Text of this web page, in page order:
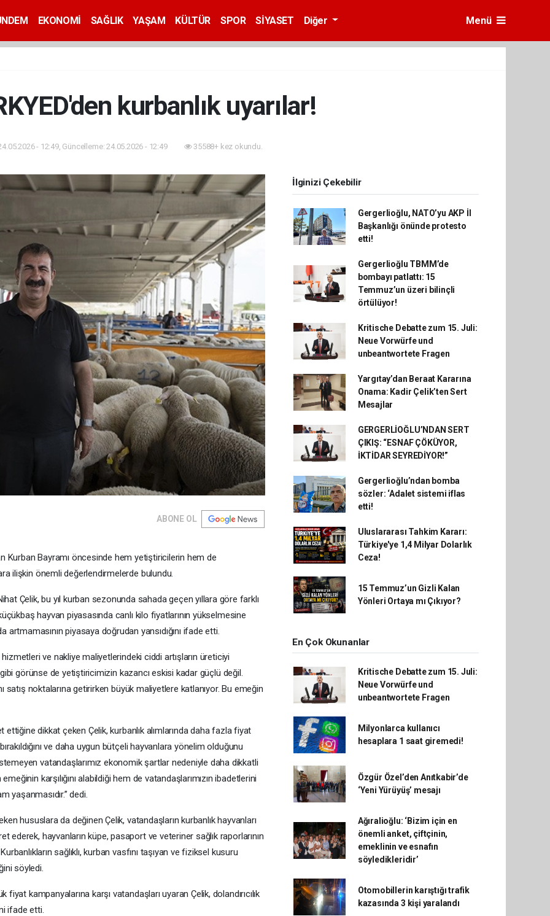
EKONOMİ SAĞLIK YAŞAM KÜLTÜR SPOR SİYASET Diğer Menü
kurbanlık uyarılar!
- 12:49, Güncelleme: 24.05.2026 - 12:49 35588+ kez okundu.
ABONE OL
Kurban Bayramı öncesinde hem yetiştiricilerin hem de
ilişkin önemli değerlendirmelerde bulundu.
Çelik, bu yıl kurban sezonunda sahada geçen yıllara göre farklı
hayvan piyasasında canlı kilo fiyatlarının yükselmesine
artmamasının piyasaya doğrudan yansıdığını ifade etti.
ve nakliye maliyetlerindeki ciddi artışların üreticiyi
gibi görünse de yetiştiricimizin kazancı eskisi kadar güçlü değil.
satış noktalarına getirirken büyük maliyetlere katlanıyor. Bu emeğin
ettiğine dikkat çeken Çelik, kurbanlık alımlarında daha fazla fiyat
bırakıldığını ve daha uygun bütçeli hayvanlara yönelim olduğunu
vatandaşlarımız ekonomik şartlar nedeniyle daha dikkatli
karşılığını alabildiği hem de vatandaşlarımızın ibadetlerini
yaşanmasıdır.” dedi.
hususlara da değinen Çelik, vatandaşların kurbanlık hayvanları
ederek, hayvanların küpe, pasaport ve veteriner sağlık raporlarının
sağlıklı, kurban vasfını taşıyan ve fiziksel kusuru
söyledi.
kampanyalarına karşı vatandaşları uyaran Çelik, dolandırıcılık
ifade etti.
İlginizi Çekebilir
Gergerlioğlu, NATO’yu AKP İl
Başkanlığı önünde protesto
etti!
Gergerlioğlu TBMM’de
bombayı patlattı: 15
Temmuz’un üzeri bilinçli
örtülüyor!
Kritische Debatte zum 15. Juli:
Neue Vorwürfe und
unbeantwortete Fragen
Yargıtay’dan Beraat Kararına
Onama: Kadir Çelik’ten Sert
Mesajlar
GERGERLİOĞLU’NDAN SERT
ÇIKIŞ: “ESNAF ÇÖKÜYOR,
İKTİDAR SEYREDİYOR!”
Gergerlioğlu’ndan bomba
sözler: ‘Adalet sistemi iflas
etti!
Uluslararası Tahkim Kararı:
Türkiye'ye 1,4 Milyar Dolarlık
Ceza!
15 Temmuz’un Gizli Kalan
Yönleri Ortaya mı Çıkıyor?
En Çok Okunanlar
Kritische Debatte zum 15. Juli:
Neue Vorwürfe und
unbeantwortete Fragen
Milyonlarca kullanıcı
hesaplara 1 saat giremedi!
Özgür Özel’den Anıtkabir’de
‘Yeni Yürüyüş’ mesajı
Ağıralioğlu: ‘Bizim için en
önemli anket, çiftçinin,
emeklinin ve esnafın
söyledikleridir’
Otomobillerin karıştığı trafik
kazasında 3 kişi yaralandı